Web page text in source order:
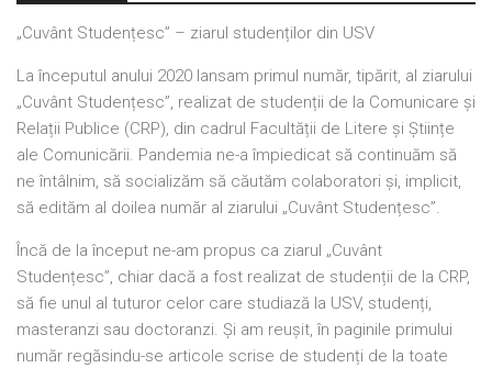
„Cuvânt Studențesc” – ziarul studenților din USV
La începutul anului 2020 lansam primul număr, tipărit, al ziarului
„Cuvânt Studențesc”, realizat de studenții de la Comunicare și
Relații Publice (CRP), din cadrul Facultății de Litere și Științe
ale Comunicării. Pandemia ne-a împiedicat să continuăm să
ne întâlnim, să socializăm să căutăm colaboratori și, implicit,
să edităm al doilea număr al ziarului „Cuvânt Studențesc”.
Încă de la început ne-am propus ca ziarul „Cuvânt
Studențesc”, chiar dacă a fost realizat de studenții de la CRP,
să fie unul al tuturor celor care studiază la USV, studenți,
masteranzi sau doctoranzi. Și am reușit, în paginile primului
număr regăsindu-se articole scrise de studenți de la toate